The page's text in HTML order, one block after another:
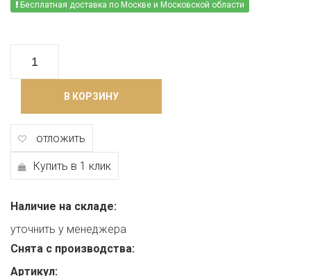
Бесплатная доставка по Москве и Московской области
В КОРЗИНУ
отложить
Купить в 1 клик
Наличие на складе:
уточнить у менеджера
Снята с производства:
Артикул: